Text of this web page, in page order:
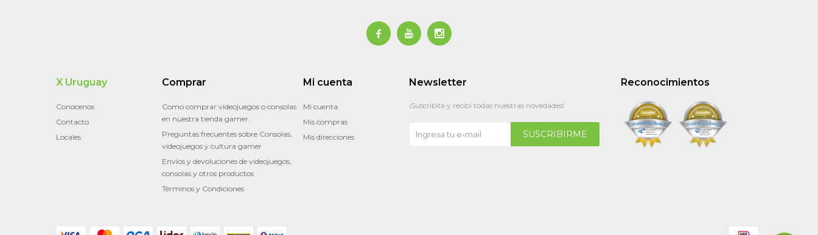
  
Reconocimientos
X Uruguay
Conocenos
Contacto
Locales
Comprar
Como comprar videojuegos o consolas
en nuestra tienda gamer.
Preguntas frecuentes sobre Consolas,
videojuegos y cultura gamer
Envíos y devoluciones de videojuegos,
consolas y otros productos
Términos y Condiciones
Mi cuenta
Mi cuenta
Mis compras
Mis direcciones
Newsletter
¡Suscribite y recibí todas nuestras novedades!
SUSCRIBIRME